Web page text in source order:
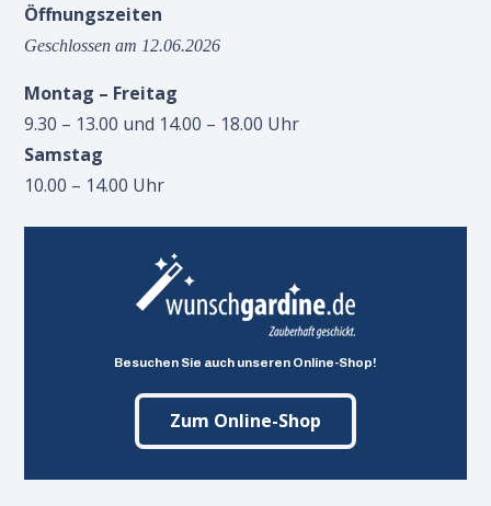
Öffnungszeiten
Geschlossen am 12.06.2026
Montag – Freitag
9.30 – 13.00 und 14.00 – 18.00 Uhr
Samstag
10.00 – 14.00 Uhr
Besuchen Sie auch unseren Online-Shop!
Zum Online-Shop